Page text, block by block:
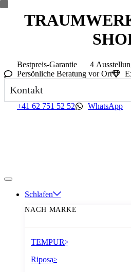
Bestpreis-Garantie
4
Persönliche Beratung vor Ort
Kontakt
+41 62 751 52 52 WhatsApp
Schlafen
NACH MARKE
TEMPUR>
Riposa>